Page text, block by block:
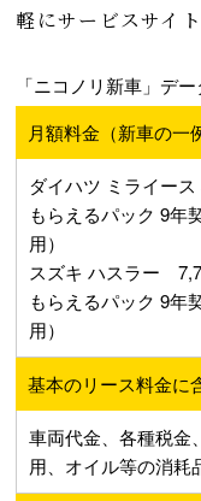
軽にサービスサイ
「ニコノリ新車」デー
月額料金（新車の一
ダイハツ ミライー
もらえるパック 9年
用）
スズキ ハスラー
もらえるパック 9年
用）
基本のリース料金に
車両代金、各種税金
用、オイル等の消耗